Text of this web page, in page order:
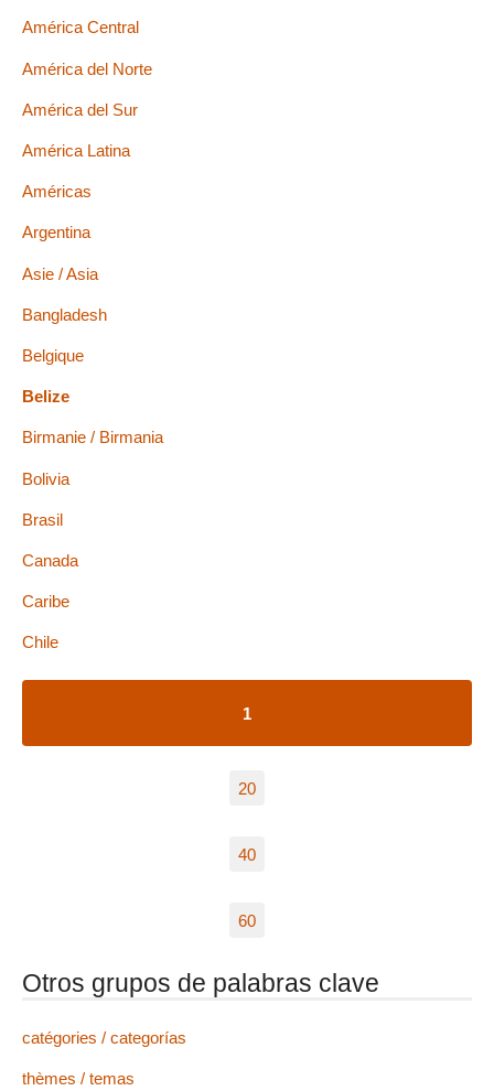
América Central
América del Norte
América del Sur
América Latina
Américas
Argentina
Asie / Asia
Bangladesh
Belgique
Belize
Birmanie / Birmania
Bolivia
Brasil
Canada
Caribe
Chile
1
20
40
60
Otros grupos de palabras clave
catégories / categorías
thèmes / temas